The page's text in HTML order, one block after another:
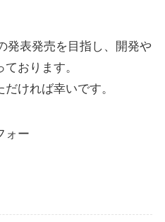
発表発売を目指し、開発や
おります。
ければ幸いです。
ォー